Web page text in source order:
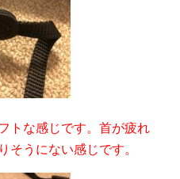
トな感じです。首が疲れ
そうにない感じです。